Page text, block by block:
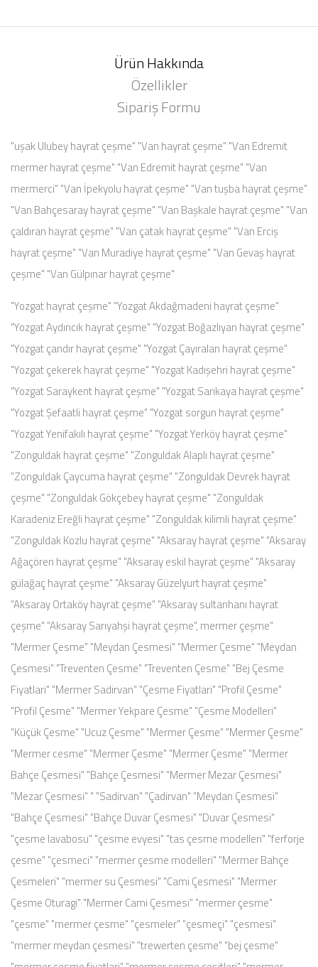
Ürün Hakkında
Özellikler
Sipariş Formu
"uşak Ulubey hayrat çeşme" "Van hayrat çeşme" "Van Edremit
mermer hayrat çeşme" "Van Edremit hayrat çeşme" "Van
mermerci" "Van İpekyolu hayrat çeşme" "Van tuşba hayrat çeşme"
"Van Bahçesaray hayrat çeşme" "Van Başkale hayrat çeşme" "Van
çaldıran hayrat çeşme" "Van çatak hayrat çeşme" "Van Erciş
hayrat çeşme" "Van Muradiye hayrat çeşme" "Van Gevaş hayrat
çeşme" "Van Gülpınar hayrat çeşme"
"Yozgat hayrat çeşme" "Yozgat Akdağmadeni hayrat çeşme"
"Yozgat Aydıncık hayrat çeşme" "Yozgat Boğazlıyan hayrat çeşme"
"Yozgat çandır hayrat çeşme" "Yozgat Çayıralan hayrat çeşme"
"Yozgat çekerek hayrat çeşme" "Yozgat Kadışehri hayrat çeşme"
"Yozgat Saraykent hayrat çeşme" "Yozgat Sarıkaya hayrat çeşme"
"Yozgat Şefaatli hayrat çeşme" "Yozgat sorgun hayrat çeşme"
"Yozgat Yenifakılı hayrat çeşme" "Yozgat Yerköy hayrat çeşme"
"Zonguldak hayrat çeşme" "Zonguldak Alaplı hayrat çeşme"
"Zonguldak Çaycuma hayrat çeşme" "Zonguldak Devrek hayrat
çeşme" "Zonguldak Gökçebey hayrat çeşme" "Zonguldak
Karadeniz Ereğli hayrat çeşme" "Zonguldak kilimli hayrat çeşme"
"Zonguldak Kozlu hayrat çeşme" "Aksaray hayrat çeşme" "Aksaray
Ağaçören hayrat çeşme" "Aksaray eskil hayrat çeşme" "Aksaray
gülağaç hayrat çeşme" "Aksaray Güzelyurt hayrat çeşme"
"Aksaray Ortaköy hayrat çeşme" "Aksaray sultanhanı hayrat
çeşme" "Aksaray Sarıyahşi hayrat çeşme", mermer çeşme"
"Mermer Çesme" "Meydan Çesmesi" "Mermer Çesme" "Meydan
Çesmesi" "Treventen Çesme" "Treventen Çesme" "Bej Çesme
Fiyatlari" "Mermer Sadirvan" "Çesme Fiyatlari" "Profil Çesme"
"Profil Çesme" "Mermer Yekpare Çesme" "Çesme Modelleri"
"Küçük Çesme" "Ucuz Çesme" "Mermer Çesme" "Mermer Çesme"
"Mermer cesme" "Mermer Çesme" "Mermer Çesme" "Mermer
Bahçe Çesmesi" "Bahçe Çesmesi" "Mermer Mezar Çesmesi"
"Mezar Çesmesi" " "Sadirvan" "Çadirvan" "Meydan Çesmesi"
"Bahçe Çesmesi" "Bahçe Duvar Çesmesi" "Duvar Çesmesi"
"çesme lavabosu" "çesme evyesi" "tas çesme modelleri" "ferforje
çesme" "çesmeci" "mermer çesme modelleri" "Mermer Bahçe
Çesmeleri" "mermer su Çesmesi" "Cami Çesmesi" "Mermer
Çesme Oturagi" "Mermer Cami Çesmesi" "mermer çesme"
"çesme" "mermer çesme" "çesmeler" "çesmeçi" "çesmesi"
"mermer meydan çesmesi" "trewerten çesme" "bej çesme"